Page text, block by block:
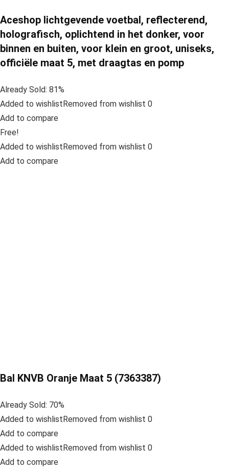
Aceshop lichtgevende voetbal, reflecterend,
holografisch, oplichtend in het donker, voor
binnen en buiten, voor klein en groot, uniseks,
officiële maat 5, met draagtas en pomp
Already Sold: 81%
Added to wishlistRemoved from wishlist 0
Add to compare
Free!
Added to wishlistRemoved from wishlist 0
Add to compare
Bal KNVB Oranje Maat 5 (7363387)
Already Sold: 70%
Added to wishlistRemoved from wishlist 0
Add to compare
Added to wishlistRemoved from wishlist 0
Add to compare